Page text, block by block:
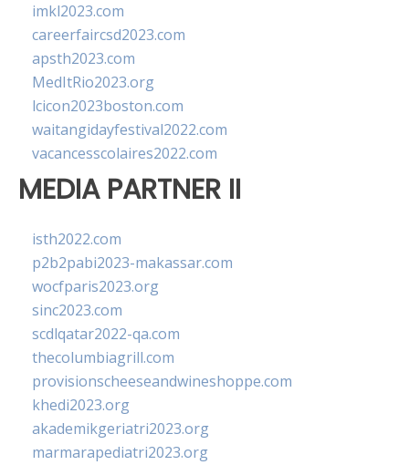
imkl2023.com
careerfaircsd2023.com
apsth2023.com
MedItRio2023.org
lcicon2023boston.com
waitangidayfestival2022.com
vacancesscolaires2022.com
MEDIA PARTNER II
isth2022.com
p2b2pabi2023-makassar.com
wocfparis2023.org
sinc2023.com
scdlqatar2022-qa.com
thecolumbiagrill.com
provisionscheeseandwineshoppe.com
khedi2023.org
akademikgeriatri2023.org
marmarapediatri2023.org